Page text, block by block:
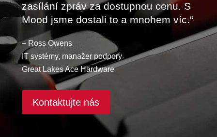
zasílání zpráv za dostupnou cenu. S
Mood jsme dostali to a mnohem víc.“
– Ross Owens
IT systémy, manažer podpory
Great Lakes Ace Hardware
Kontaktujte nás